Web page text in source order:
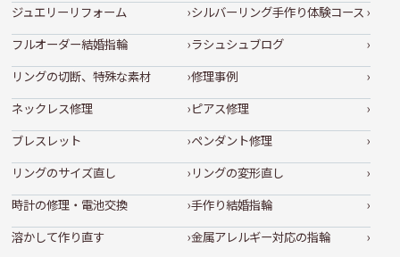
ジュエリーリフォーム
シルバーリング手作り体験コース
フルオーダー結婚指輪
ラシュシュブログ
リングの切断、特殊な素材
修理事例
ネックレス修理
ピアス修理
ブレスレット
ペンダント修理
リングのサイズ直し
リングの変形直し
時計の修理・電池交換
手作り結婚指輪
溶かして作り直す
金属アレルギー対応の指輪